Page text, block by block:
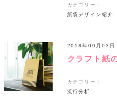
カテゴリー：
紙袋デザイン紹介
クラフト紙
2018年09月03日
カテゴリー：
流行分析